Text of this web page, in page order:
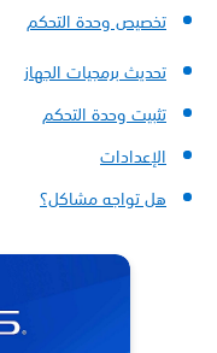
تخصيص وحدة التحكم
تحديث برمجيات الجهاز
تثبيت وحدة التحكم
الإعدادات
هل تواجه مشاكل؟